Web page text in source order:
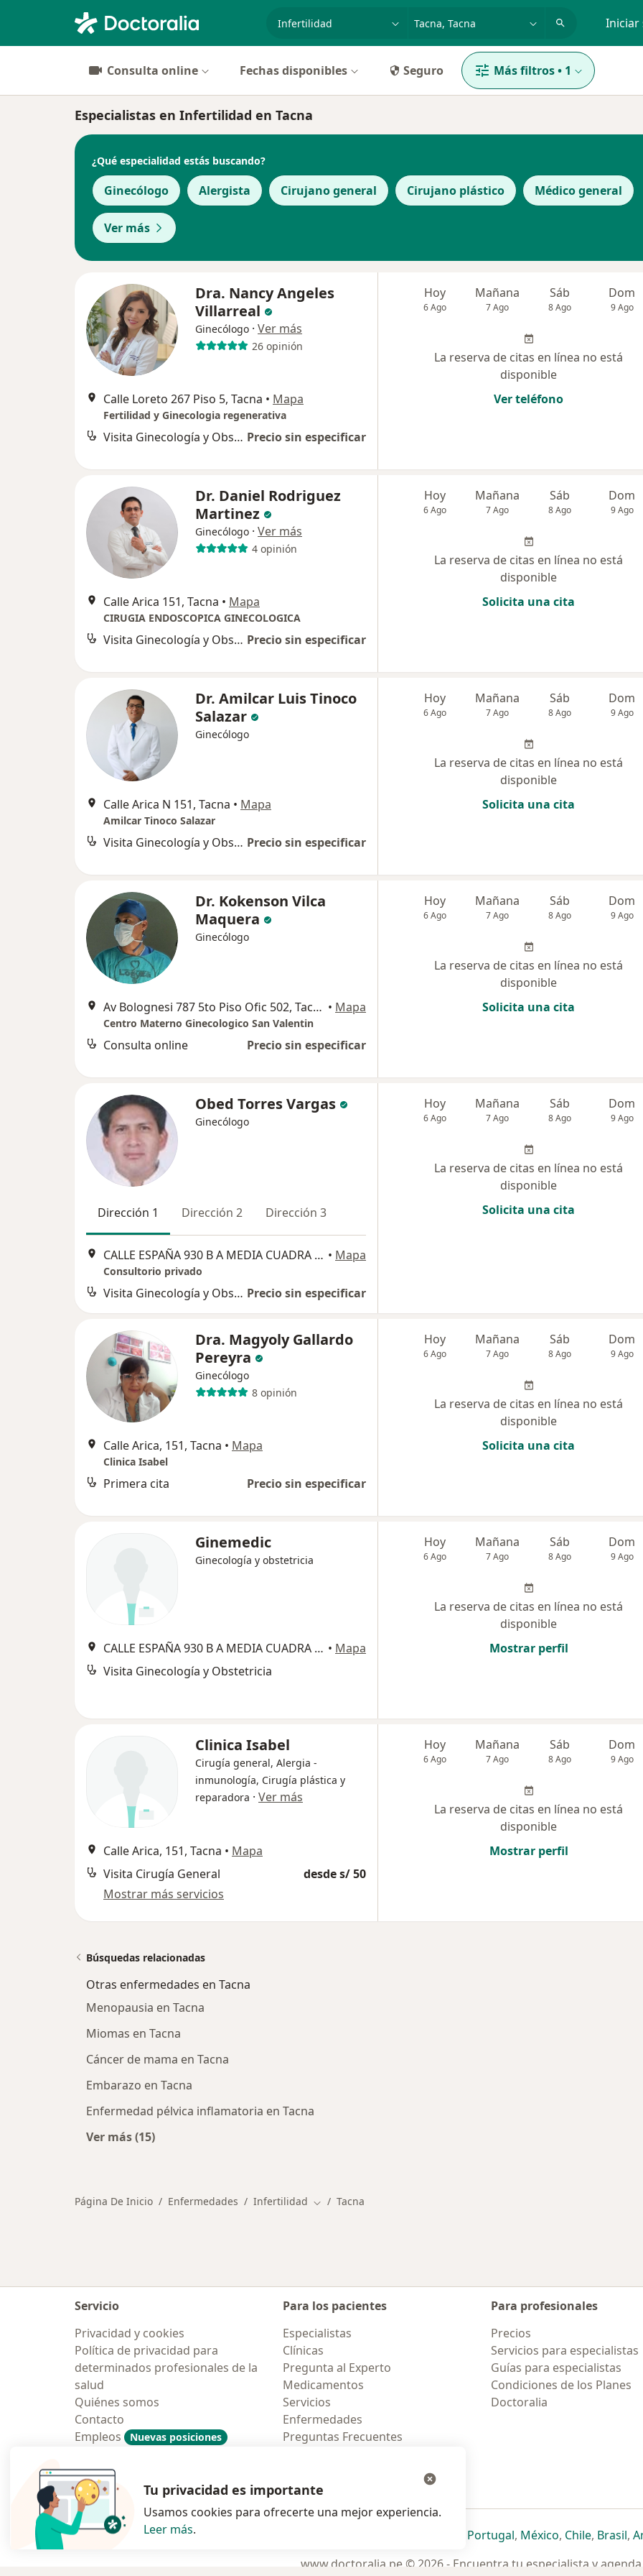
Iniciar
Consulta online Fechas disponibles Seguro Más filtros• 1
Especialistas en Infertilidad en Tacna
¿Qué especialidad estás buscando?
Ginecólogo Alergista Cirujano general Cirujano plástico Médico general
Ver más
Dra. Nancy Angeles
Villarreal
Ginecólogo · Ver más
26 opinión
Calle Loreto 267 Piso 5, Tacna • Mapa
Fertilidad y Ginecologia regenerativa
Visita Ginecología y Obstetricia Precio sin especificar
Hoy
6 Ago
Mañana
7 Ago
Sáb
8 Ago
Dom
9 Ago
La reserva de citas en línea no está
disponible
Ver teléfono
Dr. Daniel Rodriguez
Martinez
Ginecólogo · Ver más
4 opinión
Calle Arica 151, Tacna • Mapa
CIRUGIA ENDOSCOPICA GINECOLOGICA
Visita Ginecología y Obstetricia Precio sin especificar
Hoy
6 Ago
Mañana
7 Ago
Sáb
8 Ago
Dom
9 Ago
La reserva de citas en línea no está
disponible
Solicita una cita
Dr. Amilcar Luis Tinoco
Salazar
Ginecólogo
Calle Arica N 151, Tacna • Mapa
Amilcar Tinoco Salazar
Visita Ginecología y Obstetricia Precio sin especificar
Hoy
6 Ago
Mañana
7 Ago
Sáb
8 Ago
Dom
9 Ago
La reserva de citas en línea no está
disponible
Solicita una cita
Dr. Kokenson Vilca
Maquera
Ginecólogo
Av Bolognesi 787 5to Piso Ofic 502, Tacna • Mapa
Centro Materno Ginecologico San Valentin
Consulta online Precio sin especificar
Hoy
6 Ago
Mañana
7 Ago
Sáb
8 Ago
Dom
9 Ago
La reserva de citas en línea no está
disponible
Solicita una cita
Obed Torres Vargas
Ginecólogo
Dirección 1 Dirección 2 Dirección 3
CALLE ESPAÑA 930 B A MEDIA CUADRA PLAZA LEONCIO PRADO, Tacna • Mapa
Consultorio privado
Visita Ginecología y Obstetricia Precio sin especificar
Hoy
6 Ago
Mañana
7 Ago
Sáb
8 Ago
Dom
9 Ago
La reserva de citas en línea no está
disponible
Solicita una cita
Dra. Magyoly Gallardo
Pereyra
Ginecólogo
8 opinión
Calle Arica, 151, Tacna • Mapa
Clinica Isabel
Primera cita Precio sin especificar
Hoy
6 Ago
Mañana
7 Ago
Sáb
8 Ago
Dom
9 Ago
La reserva de citas en línea no está
disponible
Solicita una cita
Ginemedic
Ginecología y obstetricia
CALLE ESPAÑA 930 B A MEDIA CUADRA PLAZA LEONCIO PRADO, Tacna • Mapa
Visita Ginecología y Obstetricia
Hoy
6 Ago
Mañana
7 Ago
Sáb
8 Ago
Dom
9 Ago
La reserva de citas en línea no está
disponible
Mostrar perfil
Clinica Isabel
Cirugía general, Alergia -
inmunología, Cirugía plástica y
reparadora · Ver más
Calle Arica, 151, Tacna • Mapa
Visita Cirugía General
desde s/ 50
Mostrar más servicios
Hoy
6 Ago
Mañana
7 Ago
Sáb
8 Ago
Dom
9 Ago
La reserva de citas en línea no está
disponible
Mostrar perfil
Búsquedas relacionadas
Otras enfermedades en Tacna
Menopausia en Tacna
Miomas en Tacna
Cáncer de mama en Tacna
Embarazo en Tacna
Enfermedad pélvica inflamatoria en Tacna
Ver más (15)
Página De Inicio Enfermedades Infertilidad Cambiar de ciudad
Tacna
Servicio
Privacidad y cookies
Política de privacidad para
determinados profesionales de la
salud
Quiénes somos
Contacto
Empleos
Nuevas posiciones
Contratación
Para los pacientes
Especialistas
Clínicas
Pregunta al Experto
Medicamentos
Servicios
Enfermedades
Preguntas Frecuentes
Para profesionales
Precios
Servicios para especialistas
Guías para especialistas
Condiciones de los Planes
Doctoralia
Polska se abre en una nueva pestaña
se abre en una nueva pestaña
se abre en una nueva pestaña
se abre en una nueva pestaña
Portugalse abre en una nueva
, Méxicose abre en una
, Chilese abre
, Brasilse
,
www.doctoralia.pe © 2026 - Encuentra tu especialista y
Tu privacidad es importante
Usamos cookies para ofrecerte una mejor experiencia.
Leer más.